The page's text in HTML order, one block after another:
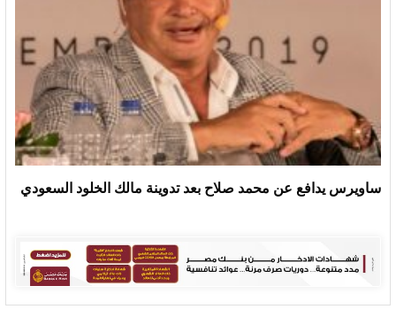
ساويرس يدافع عن محمد صلاح بعد تدوينة مالك الخلود السعودي